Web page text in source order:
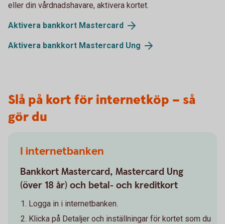
eller din vårdnadshavare, aktivera kortet.
Aktivera bankkort Mastercard
Aktivera bankkort Mastercard Ung
Slå på kort för internetköp – så
gör du
I internetbanken
Bankkort Mastercard, Mastercard Ung
(över 18 år) och betal- och kreditkort
Logga in i internetbanken.
Klicka på Detaljer och inställningar för kortet som du